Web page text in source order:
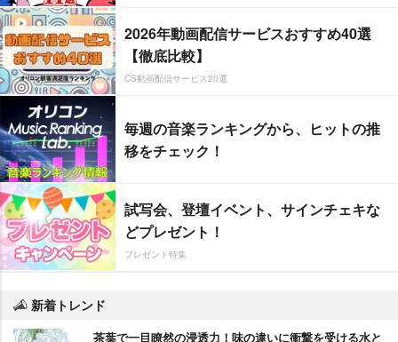
2026年動画配信サービスおすすめ40選
【徹底比較】
CS動画配信サービス20選
毎週の音楽ランキングから、ヒットの推
移をチェック！
試写会、登壇イベント、サインチェキな
どプレゼント！
プレゼント特集
新着トレンド
茶葉で一目瞭然の浸透力！味の違いに衝撃を受ける水と